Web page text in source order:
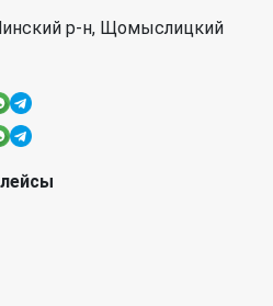
р-н, Щомыслицкий